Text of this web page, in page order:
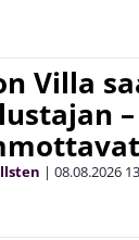
Villa
| 08.08.2026